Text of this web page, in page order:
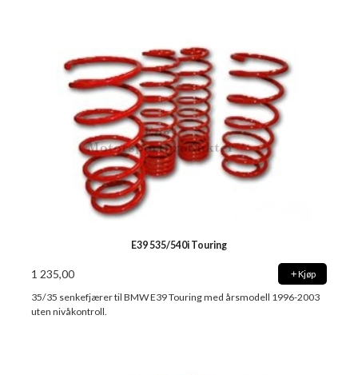
E39 535/540i Touring
1 235,00 Kjøp
35/35 senkefjærer til BMW E39 Touring med årsmodell 1996-2003
uten nivåkontroll.